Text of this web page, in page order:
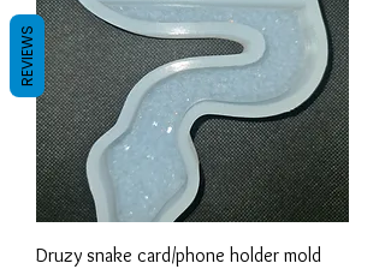
Druzy snake card/phone holder mold
REVIEWS